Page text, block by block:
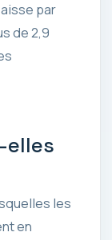
par
de 2,9
elles
les
en